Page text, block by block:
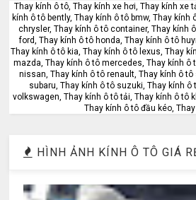
Thay kính ô tô, Thay kính xe hơi, Thay kính xe
kính ô tô bently, Thay kính ô tô bmw, Thay
chrysler, Thay kính ô tô container, Thay kính
ford, Thay kính ô tô honda, Thay kính ô tô
Thay kính ô tô kia, Thay kính ô tô lexus, Thay
mazda, Thay kính ô tô mercedes, Thay kính ô
nissan, Thay kính ô tô renault, Thay kính ô
subaru, Thay kính ô tô suzuki, Thay kính ô
volkswagen, Thay kính ô tô tải, Thay kính ô tô
Thay kính ô tô đầu kéo,
HÌNH ẢNH KÍNH Ô TÔ GIÁ